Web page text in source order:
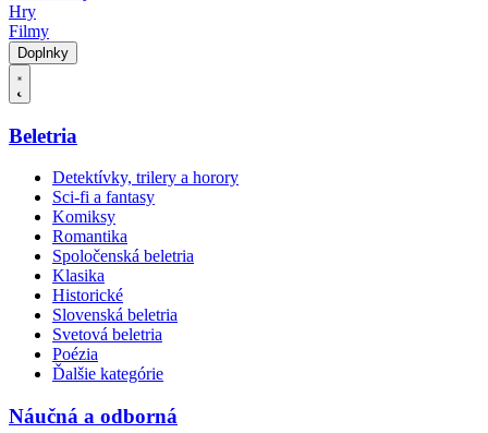
Hry
Filmy
Doplnky
Beletria
Detektívky, trilery a horory
Sci-fi a fantasy
Komiksy
Romantika
Spoločenská beletria
Klasika
Historické
Slovenská beletria
Svetová beletria
Poézia
Ďalšie kategórie
Náučná a odborná